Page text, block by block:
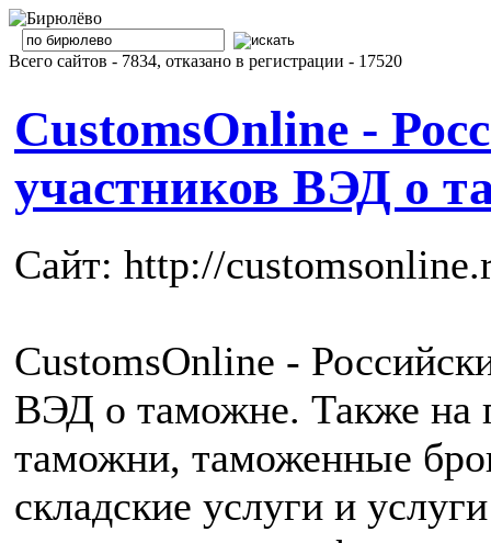
Всего сайтов - 7834, отказано в регистрации - 17520
CustomsOnline -
участников ВЭД о
Сайт: http://
CustomsOnline -
ВЭД о таможне. Также на
таможни, таможенные
складские услуги и